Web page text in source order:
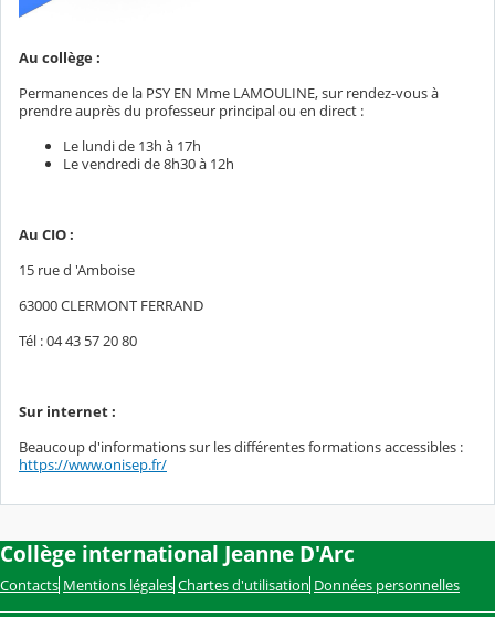
Au collège :
Permanences de la PSY EN Mme LAMOULINE, sur rendez-vous à
prendre auprès du professeur principal ou en direct :
Le lundi de 13h à 17h
Le vendredi de 8h30 à 12h
Au CIO :
15 rue d 'Amboise
63000 CLERMONT FERRAND
Tél : 04 43 57 20 80
Sur internet :
Beaucoup d'informations sur les différentes formations accessibles :
https://www.onisep.fr/
Collège international Jeanne D'Arc
Contacts Mentions légales Chartes d'utilisation Données personnelles